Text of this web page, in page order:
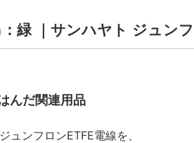
緑 ｜サンハヤト ジュン
んだ関連用品
ュンフロンETFE電線を、